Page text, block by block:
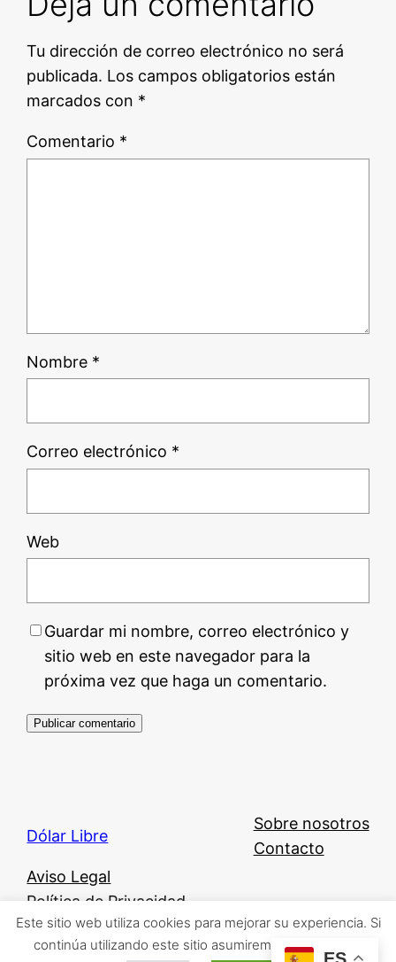
Tu dirección de correo electrónico no será
publicada. Los campos obligatorios están
marcados con *
Comentario *
Nombre *
Correo electrónico *
Web
Guardar mi nombre, correo electrónico y
sitio web en este navegador para la
próxima vez que haga un comentario.
Dólar Libre
Sobre nosotros
Contacto
Aviso Legal
Política de Privacidad
Política de Cookies
Este sitio web utiliza cookies para mejorar su experiencia. Si
continúa utilizando este sitio asumiremos que está de